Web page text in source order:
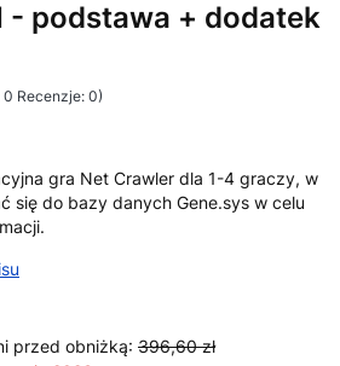
- podstawa + dodatek
0 Recenzje: 0)
gra Net Crawler dla 1-4 graczy, w
się do bazy danych Gene.sys w celu
przed obniżką: 396,60 zł